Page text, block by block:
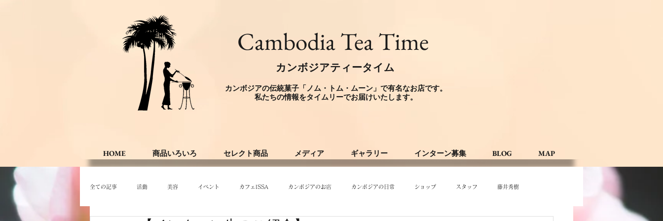
​Cambodia Tea Time
カンボジアティータイム
カンボジアの伝統菓子「ノム・トム・ムーン」で有名なお店です。
​私たちの情報をタイムリーでお届けいたします。
HOME 商品いろいろ セレクト商品 メディア ギャラリー インターン募集 BLOG MAP
全ての記事 活動 美容 イベント カフェISSA カンボジアのお店 カンボジアの日常 ショップ スタッフ 藤井秀樹